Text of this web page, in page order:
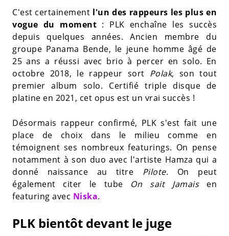
C'est certainement l'un des rappeurs les plus en
vogue du moment : PLK enchaîne les succès
depuis quelques années. Ancien membre du
groupe Panama Bende, le jeune homme âgé de
25 ans a réussi avec brio à percer en solo. En
octobre 2018, le rappeur sort Polak, son tout
premier album solo. Certifié triple disque de
platine en 2021, cet opus est un vrai succès !
Désormais rappeur confirmé, PLK s'est fait une
place de choix dans le milieu comme en
témoignent ses nombreux featurings. On pense
notamment à son duo avec l'artiste Hamza qui a
donné naissance au titre Pilote. On peut
également citer le tube On sait Jamaisen
featuring avec Niska.
PLK bientôt devant le juge